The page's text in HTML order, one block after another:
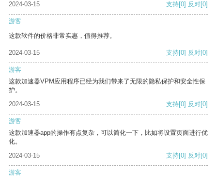
2024-03-15 支持[0] 反对[0]
游客
这款软件的价格非常实惠，值得推荐。
2024-03-15 支持[0] 反对[0]
游客
这款加速器VPM应用程序已经为我们带来了无限的隐私保护和安全性保
护。
2024-03-15
支持[0] 反对[0]
游客
这款加速器app的操作有点复杂，可以简化一下，比如将设置页面进行优
化。
2024-03-15
支持[0] 反对[0]
游客